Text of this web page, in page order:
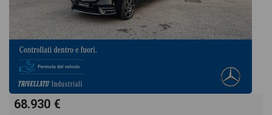
68.930 €